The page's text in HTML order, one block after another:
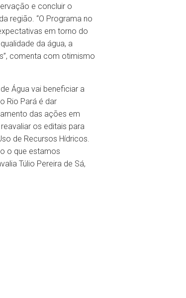
e concluir o
região. “O Programa no
em torno do
da água, a
comenta com otimismo
Água vai beneficiar a
Rio Pará é dar
das ações em
os editais para
de Recursos Hídricos.
o que estamos
Túlio Pereira de Sá,